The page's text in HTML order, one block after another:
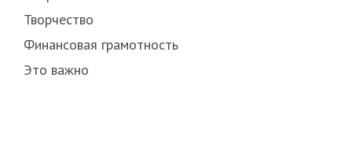
Творчество
Финансовая грамотность
Это важно